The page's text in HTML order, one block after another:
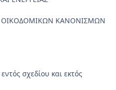
ΟΙΚΟΔΟΜΙΚΩΝ ΚΑΝΟΝΙΣΜΩΝ
σχεδίου και εκτός